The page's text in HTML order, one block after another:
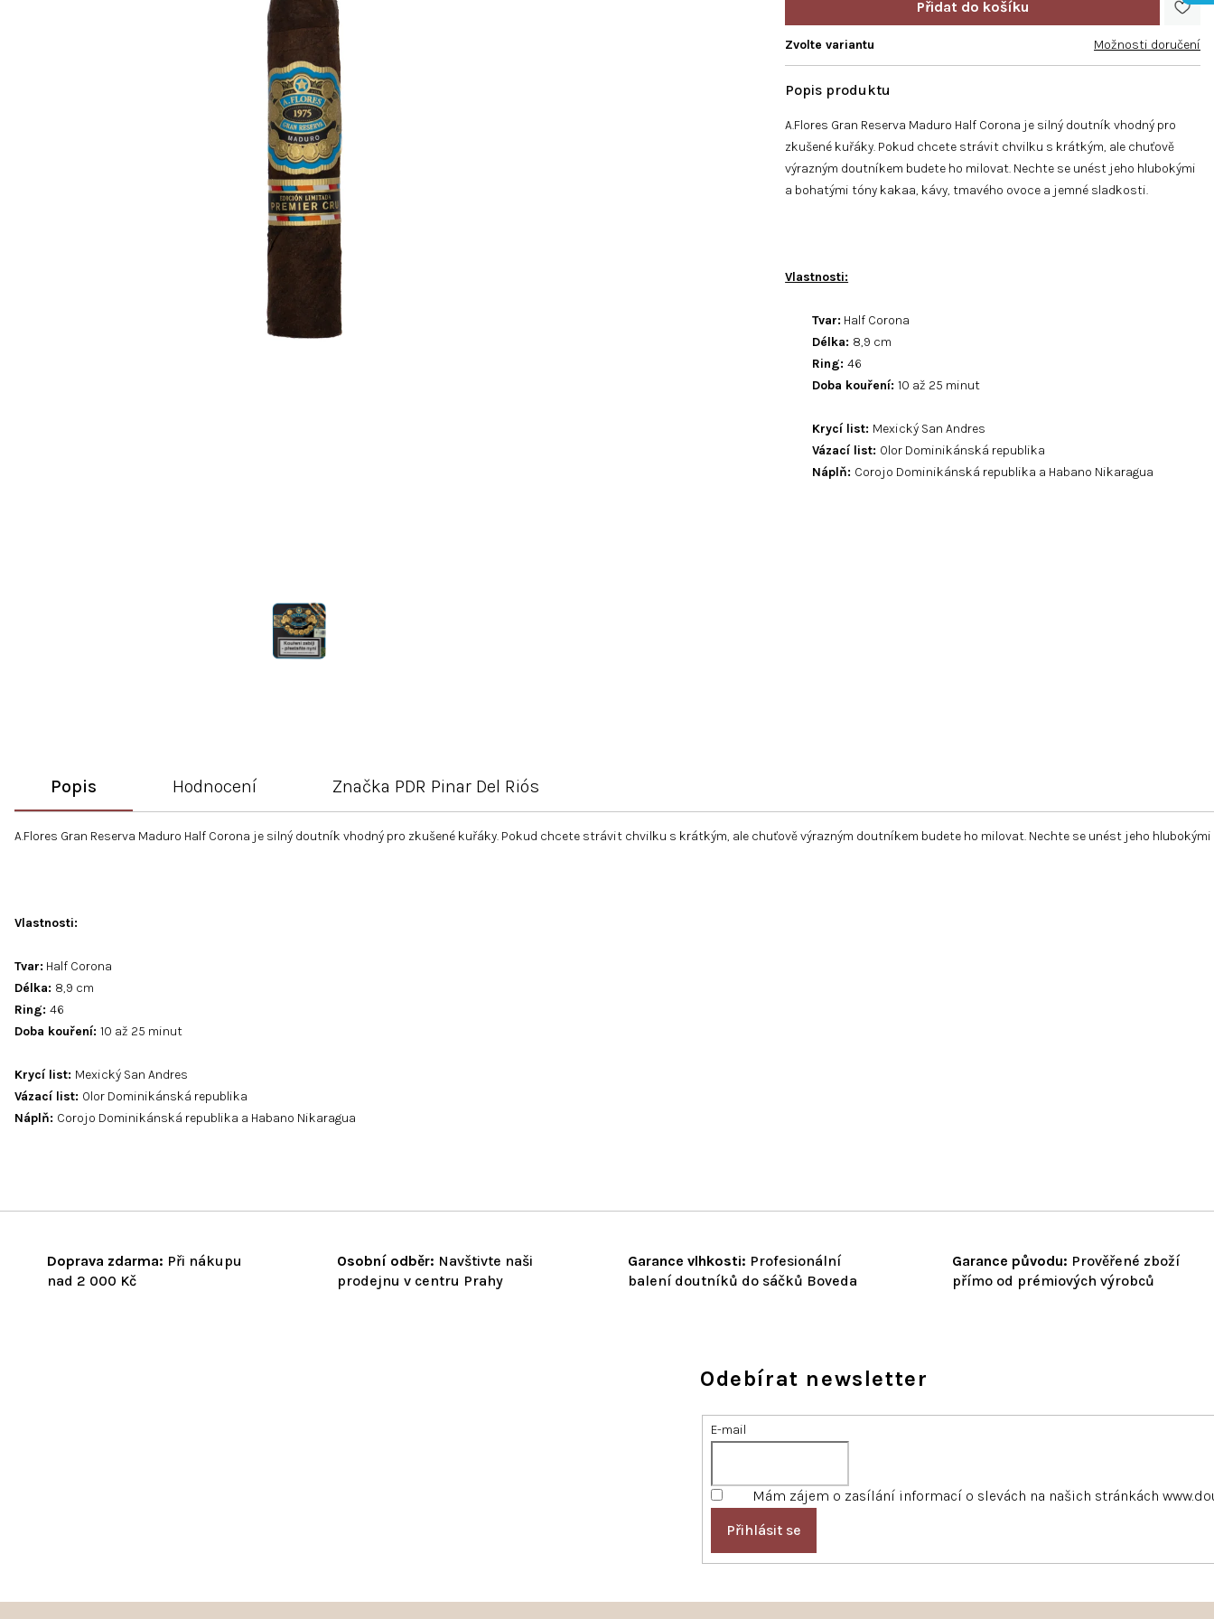
A.Flores Gran Reserva Maduro Half Corona je silný doutník vhodný pro
zkušené kuřáky. Pokud chcete strávit chvilku s krátkým, ale chuťově
výrazným doutníkem budete ho milovat. Nechte se unést jeho hlubokými
a bohatými tóny kakaa, kávy, tmavého ovoce a jemné sladkosti.
Vlastnosti:
Tvar: Half Corona
Délka: 8,9 cm
Ring:46
Doba kouření:10 až 25 minut
Krycí list: Mexický San Andres
Vázací list: Olor Dominikánská republika
Náplň: Corojo Dominikánská republika a Habano Nikaragua
Zvolte variantu Možnosti doručení
Doprava zdarma: Při nákupu
nad 2 000 Kč
Osobní odběr: Navštivte naši
prodejnu v centru Prahy
Garance vlhkosti: Profesionální
balení doutníků do sáčků Boveda
Garance původu: Prověřené zboží
přímo od prémiových výrobců
Popis Hodnocení Značka PDR Pinar Del Riós
A.Flores Gran Reserva Maduro Half Corona je silný doutník vhodný pro zkušené kuřáky. Pokud chcete strávit chvilku s krátkým, ale chuťově výrazným doutníkem budete ho milovat. Nechte se unést jeho
Vlastnosti:
Tvar: Half Corona
Délka: 8,9 cm
Ring: 46
Doba kouření: 10 až 25 minut
Krycí list: Mexický San Andres
Vázací list: Olor Dominikánská republika
Náplň: Corojo Dominikánská republika a Habano Nikaragua
Odebírat newsletter
E-mail
Mám zájem o zasílání informací o slevách na našich stránkách
Přihlásit se